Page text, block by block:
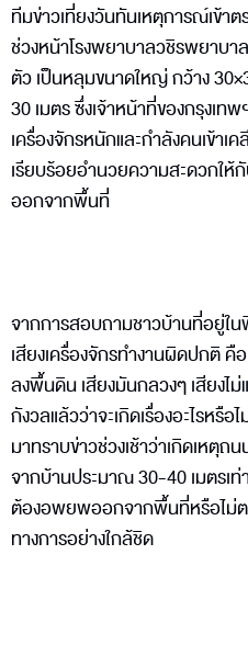
ทีมข่าวเที่ยงวันทันเหตุการณ์เข้
ช่วงหน้าโรงพยาบาลวชิรพยาบ
ตัว เป็นหลุมขนาดใหญ่ กว้าง
30 เมตร ซึ่งเจ้าหน้าที่ของกรุงเท
เครื่องจักรหนักและกำลังคนเข้า
เรียบร้อยอำนวยความสะดวกใ
ออกจากพื้นที่
จากการสอบถามชาวบ้านที่อยู่ใน
เสียงเครื่องจักรทำงานผิดปกติ คื
ลงพื้นดิน เสียงมันกลวงๆ เสียงไ
กังวลแล้วว่าจะเกิดเรื่องอะไรหรื
มาทราบข่าวช่วงเช้าว่าเกิดเหตุ
จากบ้านประมาณ 30-40 เมตรเ
ต้องอพยพออกจากพื้นที่หรือไม่
ทางการอย่างใกล้ชิด